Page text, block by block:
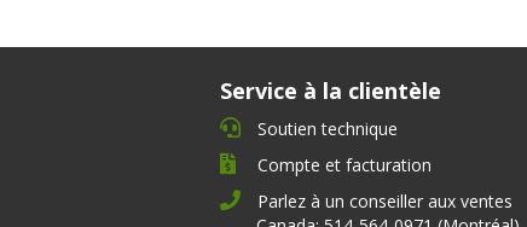
Service à la clientèle
Soutien technique
Compte et facturation
Parlez à un conseiller aux ventes